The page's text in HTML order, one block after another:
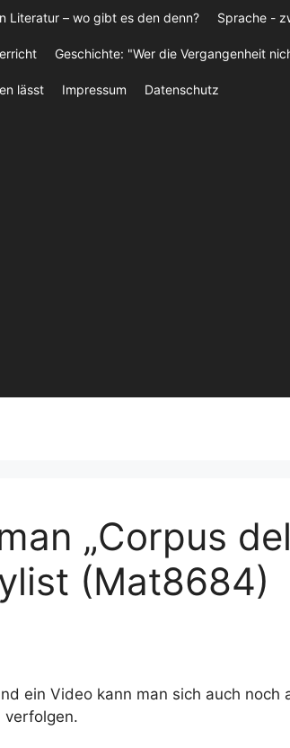
Literatur – wo gibt es den denn? Sprache -
Geschichte: "Wer die Vergangenheit
lässt Impressum Datenschutz
„Corpus
(Mat8684)
ein Video kann man sich auch noch
verfolgen.